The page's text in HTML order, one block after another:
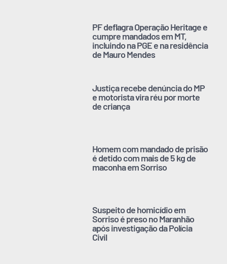
PF deflagra Operação Heritage e
cumpre mandados em MT,
incluindo na PGE e na residência
de Mauro Mendes
Justiça recebe denúncia do MP
e motorista vira réu por morte
de criança
Homem com mandado de prisão
é detido com mais de 5 kg de
maconha em Sorriso
Suspeito de homicídio em
Sorriso é preso no Maranhão
após investigação da Polícia
Civil